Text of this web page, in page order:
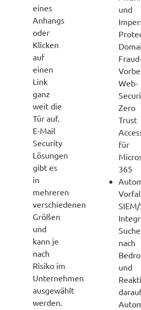
eines
Anhangs
oder
Klicken
auf
einen
Link
ganz
weit die
Tür auf.
E-Mail
Security
Lösungen
gibt es
in
mehreren
verschiedenen
Größen
und
kann je
nach
Risiko im
Unternehmen
ausgewählt
werden.
und
Web-
Zero
Trust
für
365
Suche
nach
und